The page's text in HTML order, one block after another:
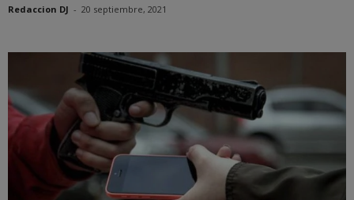
Redaccion DJ - 20 septiembre, 2021